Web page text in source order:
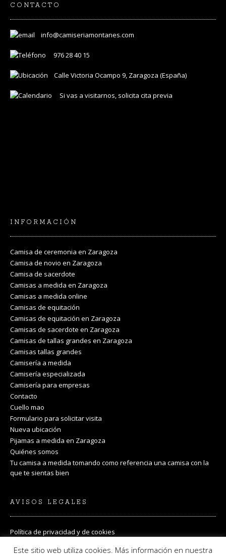
CONTACTO
info@camiseriamontanes.com
976 28 40 15
Calle Victoria Ocampo 9, Zaragoza (España)
Si vas a visitarnos, solicita cita previa
INFORMACIÓN
Camisa de ceremonia en Zaragoza
Camisa de novio en Zaragoza
Camisa de sacerdote
Camisas a medida en Zaragoza
Camisas a medida online
Camisas de equitación
Camisas de equitación en Zaragoza
Camisas de sacerdote en Zaragoza
Camisas de tallas grandes en Zaragoza
Camisas tallas grandes
Camisería a medida
Camisería especializada
Camisería para empresas
Contacto
Cuello mao
Formulario para solicitar visita
Nueva ubicación
Pijamas a medida en Zaragoza
Quiénes somos
Tu camisa a medida tomando como referencia una camisa con la
que te sientas bien
AVISOS LEGALES
Política de privacidad y de cookies
Este sitio web utiliza cookies. Más información en nuestra